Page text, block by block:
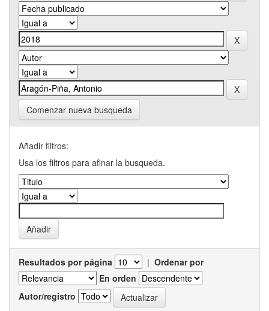
Comenzar nueva busqueda
Añadir filtros:
Usa los filtros para afinar la busqueda.
Resultados por página | Ordenar por
En orden
Autor/registro